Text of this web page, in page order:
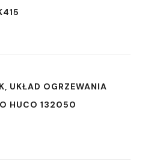
UKŁAD OGRZEWANIA
HUCO 132050